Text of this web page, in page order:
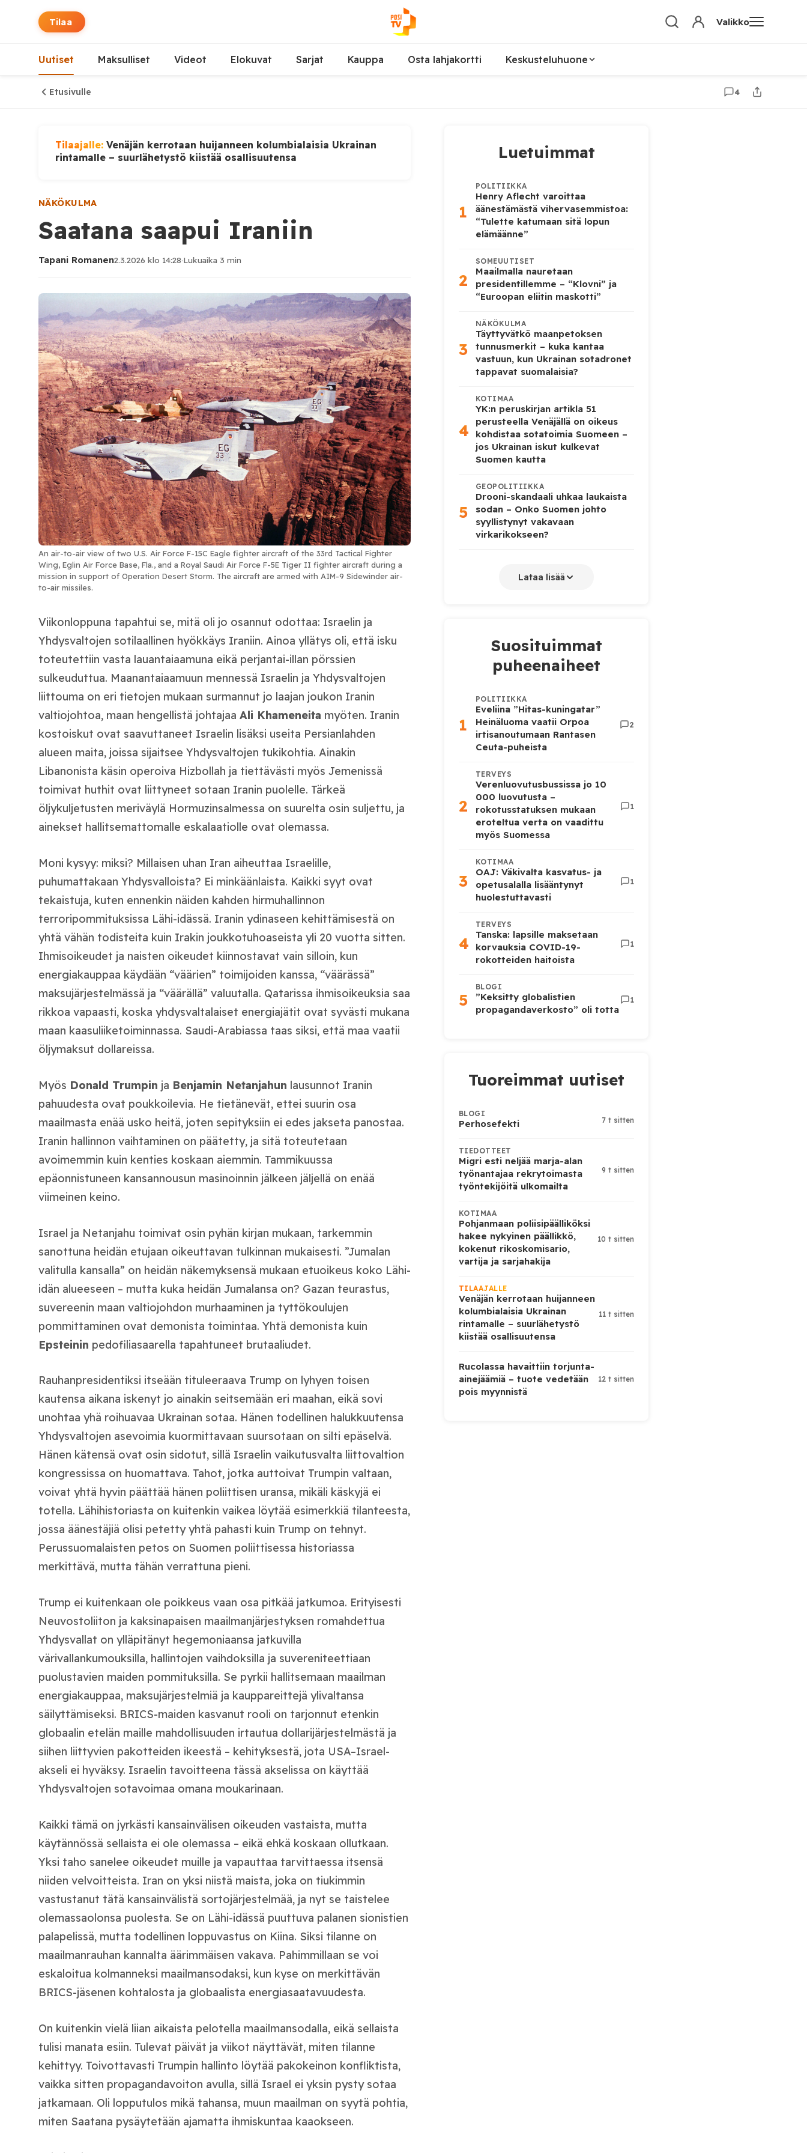
Tilaa Valikko
Uutiset Maksulliset Videot Elokuvat Sarjat Kauppa Osta lahjakortti Keskusteluhuone
Etusivulle 4
Tilaajalle: Venäjän kerrotaan huijanneen kolumbialaisia Ukrainan
rintamalle – suurlähetystö kiistää osallisuutensa
NÄKÖKULMA
Saatana saapui Iraniin
Tapani Romanen2.3.2026 klo 14:28·Lukuaika 3 min
An air-to-air view of two U.S. Air Force F-15C Eagle fighter aircraft of the 33rd Tactical Fighter
Wing, Eglin Air Force Base, Fla., and a Royal Saudi Air Force F-5E Tiger II fighter aircraft during a
mission in support of Operation Desert Storm. The aircraft are armed with AIM-9 Sidewinder air-
to-air missiles.
Viikonloppuna tapahtui se, mitä oli jo osannut odottaa: Israelin ja
Yhdysvaltojen sotilaallinen hyökkäys Iraniin. Ainoa yllätys oli, että isku
toteutettiin vasta lauantaiaamuna eikä perjantai-illan pörssien
sulkeuduttua. Maanantaiaamuun mennessä Israelin ja Yhdysvaltojen
liittouma on eri tietojen mukaan surmannut jo laajan joukon Iranin
valtiojohtoa, maan hengellistä johtajaa Ali Khameneita myöten. Iranin
kostoiskut ovat saavuttaneet Israelin lisäksi useita Persianlahden
alueen maita, joissa sijaitsee Yhdysvaltojen tukikohtia. Ainakin
Libanonista käsin operoiva Hizbollah ja tiettävästi myös Jemenissä
toimivat huthit ovat liittyneet sotaan Iranin puolelle. Tärkeä
öljykuljetusten meriväylä Hormuzinsalmessa on suurelta osin suljettu, ja
ainekset hallitsemattomalle eskalaatiolle ovat olemassa.
Moni kysyy: miksi? Millaisen uhan Iran aiheuttaa Israelille,
puhumattakaan Yhdysvalloista? Ei minkäänlaista. Kaikki syyt ovat
tekaistuja, kuten ennenkin näiden kahden hirmuhallinnon
terroripommituksissa Lähi-idässä. Iranin ydinaseen kehittämisestä on
yhtä vähän todisteita kuin Irakin joukkotuhoaseista yli 20 vuotta sitten.
Ihmisoikeudet ja naisten oikeudet kiinnostavat vain silloin, kun
energiakauppaa käydään “väärien” toimijoiden kanssa, “väärässä”
maksujärjestelmässä ja “väärällä” valuutalla. Qatarissa ihmisoikeuksia saa
rikkoa vapaasti, koska yhdysvaltalaiset energiajätit ovat syvästi mukana
maan kaasuliiketoiminnassa. Saudi-Arabiassa taas siksi, että maa vaatii
öljymaksut dollareissa.
Myös Donald Trumpin ja Benjamin Netanjahun lausunnot Iranin
pahuudesta ovat poukkoilevia. He tietänevät, ettei suurin osa
maailmasta enää usko heitä, joten sepityksiin ei edes jakseta panostaa.
Iranin hallinnon vaihtaminen on päätetty, ja sitä toteutetaan
avoimemmin kuin kenties koskaan aiemmin. Tammikuussa
epäonnistuneen kansannousun masinoinnin jälkeen jäljellä on enää
viimeinen keino.
Israel ja Netanjahu toimivat osin pyhän kirjan mukaan, tarkemmin
sanottuna heidän etujaan oikeuttavan tulkinnan mukaisesti. ”Jumalan
valitulla kansalla” on heidän näkemyksensä mukaan etuoikeus koko Lähi-
idän alueeseen – mutta kuka heidän Jumalansa on? Gazan teurastus,
suvereenin maan valtiojohdon murhaaminen ja tyttökoulujen
pommittaminen ovat demonista toimintaa. Yhtä demonista kuin
Epsteinin pedofiliasaarella tapahtuneet brutaaliudet.
Rauhanpresidentiksi itseään tituleeraava Trump on lyhyen toisen
kautensa aikana iskenyt jo ainakin seitsemään eri maahan, eikä sovi
unohtaa yhä roihuavaa Ukrainan sotaa. Hänen todellinen halukkuutensa
Yhdysvaltojen asevoimia kuormittavaan suursotaan on silti epäselvä.
Hänen kätensä ovat osin sidotut, sillä Israelin vaikutusvalta liittovaltion
kongressissa on huomattava. Tahot, jotka auttoivat Trumpin valtaan,
voivat yhtä hyvin päättää hänen poliittisen uransa, mikäli käskyjä ei
totella. Lähihistoriasta on kuitenkin vaikea löytää esimerkkiä tilanteesta,
jossa äänestäjiä olisi petetty yhtä pahasti kuin Trump on tehnyt.
Perussuomalaisten petos on Suomen poliittisessa historiassa
merkittävä, mutta tähän verrattuna pieni.
Trump ei kuitenkaan ole poikkeus vaan osa pitkää jatkumoa. Erityisesti
Neuvostoliiton ja kaksinapaisen maailmanjärjestyksen romahdettua
Yhdysvallat on ylläpitänyt hegemoniaansa jatkuvilla
värivallankumouksilla, hallintojen vaihdoksilla ja suvereniteettiaan
puolustavien maiden pommituksilla. Se pyrkii hallitsemaan maailman
energiakauppaa, maksujärjestelmiä ja kauppareittejä ylivaltansa
säilyttämiseksi. BRICS-maiden kasvanut rooli on tarjonnut etenkin
globaalin etelän maille mahdollisuuden irtautua dollarijärjestelmästä ja
siihen liittyvien pakotteiden ikeestä – kehityksestä, jota USA–Israel-
akseli ei hyväksy. Israelin tavoitteena tässä akselissa on käyttää
Yhdysvaltojen sotavoimaa omana moukarinaan.
Kaikki tämä on jyrkästi kansainvälisen oikeuden vastaista, mutta
käytännössä sellaista ei ole olemassa – eikä ehkä koskaan ollutkaan.
Yksi taho sanelee oikeudet muille ja vapauttaa tarvittaessa itsensä
niiden velvoitteista. Iran on yksi niistä maista, joka on tiukimmin
vastustanut tätä kansainvälistä sortojärjestelmää, ja nyt se taistelee
olemassaolonsa puolesta. Se on Lähi-idässä puuttuva palanen sionistien
palapelissä, mutta todellinen loppuvastus on Kiina. Siksi tilanne on
maailmanrauhan kannalta äärimmäisen vakava. Pahimmillaan se voi
eskaloitua kolmanneksi maailmansodaksi, kun kyse on merkittävän
BRICS-jäsenen kohtalosta ja globaalista energiasaatavuudesta.
On kuitenkin vielä liian aikaista pelotella maailmansodalla, eikä sellaista
tulisi manata esiin. Tulevat päivät ja viikot näyttävät, miten tilanne
kehittyy. Toivottavasti Trumpin hallinto löytää pakokeinon konfliktista,
vaikka sitten propagandavoiton avulla, sillä Israel ei yksin pysty sotaa
jatkamaan. Oli lopputulos mikä tahansa, muun maailman on syytä pohtia,
miten Saatana pysäytetään ajamatta ihmiskuntaa kaaokseen.
Luetuimmat
1
POLITIIKKA
Henry Aflecht varoittaa
äänestämästä vihervasemmistoa:
“Tulette katumaan sitä lopun
elämäänne”
2
SOMEUUTISET
Maailmalla nauretaan
presidentillemme – “Klovni” ja
“Euroopan eliitin maskotti”
3
NÄKÖKULMA
Täyttyvätkö maanpetoksen
tunnusmerkit – kuka kantaa
vastuun, kun Ukrainan sotadronet
tappavat suomalaisia?
4
KOTIMAA
YK:n peruskirjan artikla 51
perusteella Venäjällä on oikeus
kohdistaa sotatoimia Suomeen –
jos Ukrainan iskut kulkevat
Suomen kautta
5
GEOPOLITIIKKA
Drooni-skandaali uhkaa laukaista
sodan – Onko Suomen johto
syyllistynyt vakavaan
virkarikokseen?
Lataa lisää
Suosituimmat
puheenaiheet
1
POLITIIKKA
Eveliina ”Hitas-kuningatar”
Heinäluoma vaatii Orpoa
irtisanoutumaan Rantasen
Ceuta-puheista
2
2
TERVEYS
Verenluovutusbussissa jo 10
000 luovutusta –
rokotusstatuksen mukaan
eroteltua verta on vaadittu
myös Suomessa
1
3
KOTIMAA
OAJ: Väkivalta kasvatus- ja
opetusalalla lisääntynyt
huolestuttavasti
1
4
TERVEYS
Tanska: lapsille maksetaan
korvauksia COVID-19-
rokotteiden haitoista
1
5
BLOGI
”Keksitty globalistien
propagandaverkosto” oli totta
1
Tuoreimmat uutiset
BLOGI
Perhosefekti 7 t sitten
TIEDOTTEET
Migri esti neljää marja-alan
työnantajaa rekrytoimasta
työntekijöitä ulkomailta
9 t sitten
KOTIMAA
Pohjanmaan poliisipäälliköksi
hakee nykyinen päällikkö,
kokenut rikoskomisario,
vartija ja sarjahakija
10 t sitten
TILAAJALLE
Venäjän kerrotaan huijanneen
kolumbialaisia Ukrainan
rintamalle – suurlähetystö
kiistää osallisuutensa
11 t sitten
Rucolassa havaittiin torjunta-
ainejäämiä – tuote vedetään
pois myynnistä
12 t sitten